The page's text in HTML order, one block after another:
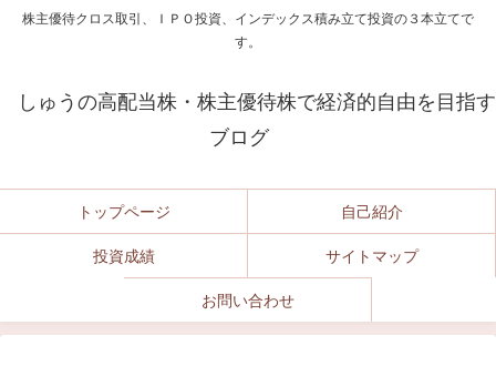
株主優待クロス取引、ＩＰＯ投資、インデックス積み立て投資の３本立てで
す。
しゅうの高配当株・株主優待株で経済的自由を目指す
ブログ
トップページ 自己紹介
投資成績 サイトマップ
お問い合わせ